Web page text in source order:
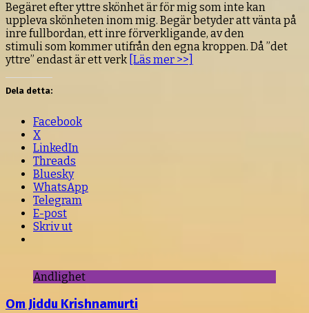
Begäret efter yttre skönhet är för mig som inte kan
uppleva skönheten inom mig. Begär betyder att vänta på
inre fullbordan, ett inre förverkligande, av den
stimuli som kommer utifrån den egna kroppen. Då ”det
yttre” endast är ett verk [Läs mer >>]
Dela detta:
Facebook
X
LinkedIn
Threads
Bluesky
WhatsApp
Telegram
E-post
Skriv ut
Andlighet
Om Jiddu Krishnamurti